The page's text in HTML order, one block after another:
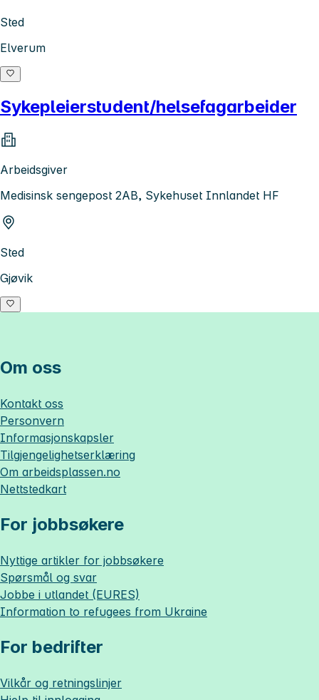
Sted
Elverum
Sykepleierstudent/helsefagarbeider
Arbeidsgiver
Medisinsk sengepost 2AB, Sykehuset Innlandet HF
Sted
Gjøvik
Om oss
Kontakt oss
Personvern
Informasjonskapsler
Tilgjengelighetserklæring
Om arbeidsplassen.no
Nettstedkart
For jobbsøkere
Nyttige artikler for jobbsøkere
Spørsmål og svar
Jobbe i utlandet (EURES)
Information to refugees from Ukraine
For bedrifter
Vilkår og retningslinjer